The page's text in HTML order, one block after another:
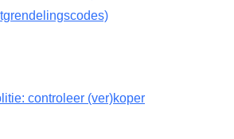
controleer (ver)koper